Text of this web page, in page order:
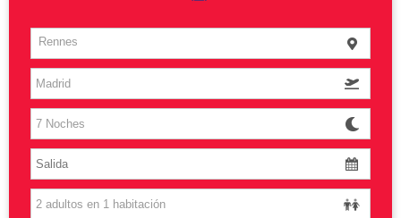
Costas
Vuelos
Islas
Caribe
Grandes Viajes
Rennes